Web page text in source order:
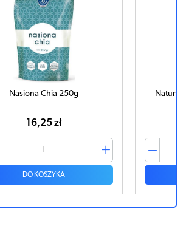
Nasiona Chia 250g
16,25 zł
DO KOSZYKA
Natur